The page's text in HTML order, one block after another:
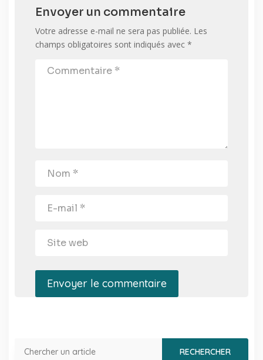
Envoyer un commentaire
Votre adresse e-mail ne sera pas publiée. Les
champs obligatoires sont indiqués avec *
Envoyer le commentaire